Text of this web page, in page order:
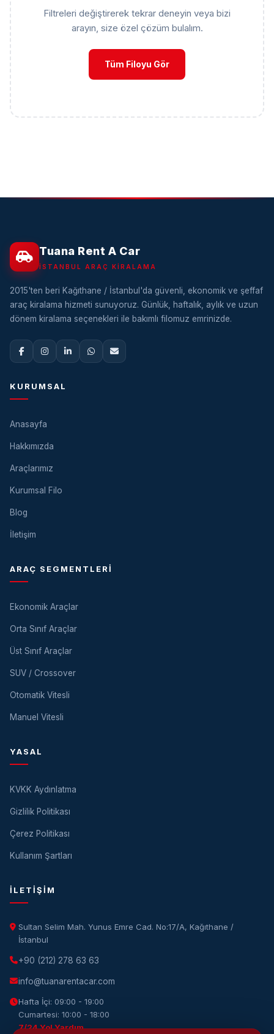
Filtreleri değiştirerek tekrar deneyin veya bizi
arayın, size özel çözüm bulalım.
Tüm Filoyu Gör
Tuana Rent A Car
İSTANBUL ARAÇ KIRALAMA
2015'ten beri Kağıthane / İstanbul'da güvenli, ekonomik ve şeffaf
araç kiralama hizmeti sunuyoruz. Günlük, haftalık, aylık ve uzun
dönem kiralama seçenekleri ile bakımlı filomuz emrinizde.
KURUMSAL
Anasayfa
Hakkımızda
Araçlarımız
Kurumsal Filo
Blog
İletişim
ARAÇ SEGMENTLERI
Ekonomik Araçlar
Orta Sınıf Araçlar
Üst Sınıf Araçlar
SUV / Crossover
Otomatik Vitesli
Manuel Vitesli
YASAL
KVKK Aydınlatma
Gizlilik Politikası
Çerez Politikası
Kullanım Şartları
İLETIŞIM
Sultan Selim Mah. Yunus Emre Cad. No:17/A, Kağıthane /
İstanbul
+90 (212) 278 63 63
info@tuanarentacar.com
Hafta İçi: 09:00 - 19:00
Cumartesi: 10:00 - 18:00
7/24 Yol Yardım